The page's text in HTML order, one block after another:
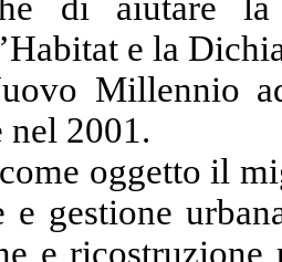
e la
Millennio
2001.
oggetto il
e gestione
e ricostruzione